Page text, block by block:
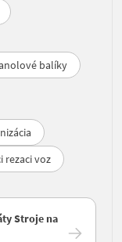
balíky
rezaci voz
Stroje na